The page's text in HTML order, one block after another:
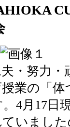
・努力
業の「
4月17日
いまし